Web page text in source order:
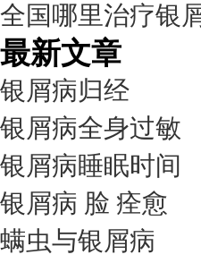
全国哪里治疗银
最新文章
银屑病归经
银屑病全身过敏
银屑病睡眠时间
银屑病 脸 痊愈
螨虫与银屑病